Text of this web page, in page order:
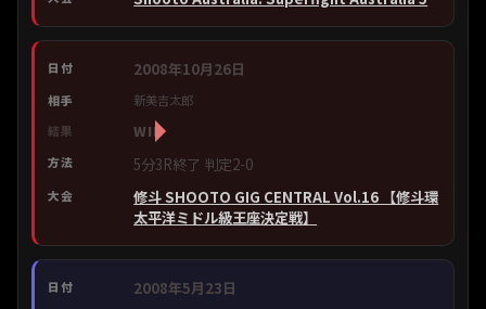
2008年10月26日
新美吉太郎
WIN
5分3R終了 判定2-0
修斗 SHOOTO GIG CENTRAL Vol.16 【修斗環
太平洋ミドル級王座決定戦】
2008年5月23日